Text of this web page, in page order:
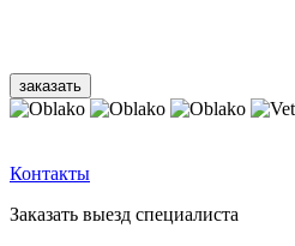
Контакты
Заказать выезд специалиста